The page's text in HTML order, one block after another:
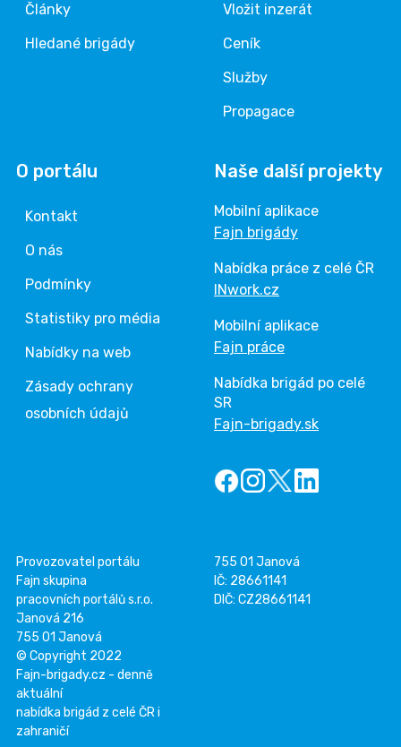
Články
Hledané brigády
Vložit inzerát
Ceník
Služby
Propagace
O portálu
Kontakt
O nás
Podmínky
Statistiky pro média
Nabídky na web
Zásady ochrany
osobních údajů
Naše další projekty
Mobilní aplikace
Fajn brigády
Nabídka práce z celé ČR
INwork.cz
Mobilní aplikace
Fajn práce
Nabídka brigád po celé
SR
Fajn-brigady.sk
Provozovatel portálu
Fajn skupina
pracovních portálů s.r.o.
Janová 216
755 01 Janová
755 01 Janová
IČ: 28661141
DIČ: CZ28661141
© Copyright 2022
Fajn-brigady.cz - denně
aktuální
nabídka brigád z celé ČR i
zahraničí